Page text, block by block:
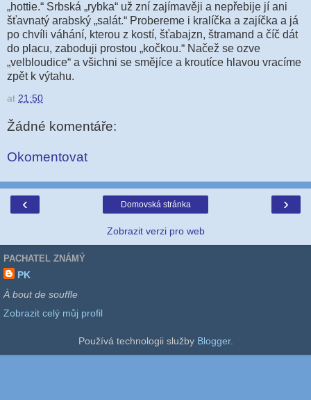
„hottie.“ Srbská „rybka“ už zní zajímavěji a nepřebije jí ani
šťavnatý arabský „salát.“ Probereme i kralíčka a zajíčka a já
po chvíli váhání, kterou z kostí, šťabajzn, štramand a číč dát
do placu, zaboduji prostou „kočkou.“ Načež se ozve
„velbloudice“ a všichni se smějíce a kroutíce hlavou vracíme
zpět k výtahu.
at 21:50
Žádné komentáře:
Okomentovat
‹ ›
Domovská stránka
Zobrazit verzi pro web
PACHATEL ZNÁMÝ
PK
À bout de souffle
Zobrazit celý můj profil
Používá technologii služby Blogger.